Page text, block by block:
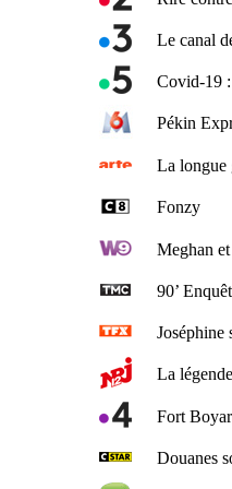
Le canal
Covid-19 :
Pékin
La longue
Fonzy
Meghan
90’
Joséphine
La
Fort
Douanes